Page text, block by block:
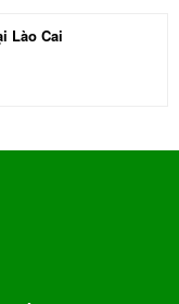
Lào Cai